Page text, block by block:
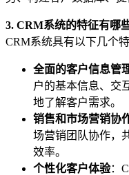
3. CRM系统的特征有哪些
CRM系统具有以下几个特
全面的客户信息管
户的基本信息、交
地了解客户需求。
销售和市场营销协
场营销团队协作，
效率。
个性化客户体验：